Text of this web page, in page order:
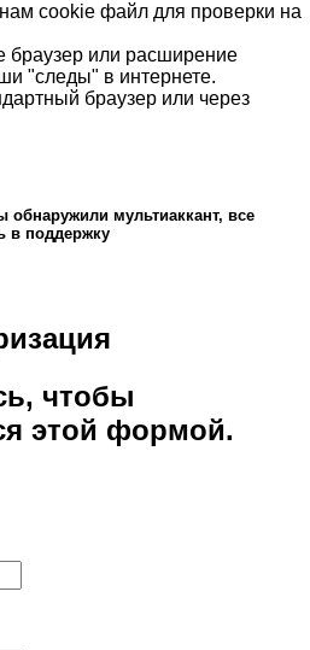
cookie файл для проверки на
браузер или расширение
"следы" в интернете.
браузер или через
мультиаккант, все
в поддержку
чтобы
этой формой.